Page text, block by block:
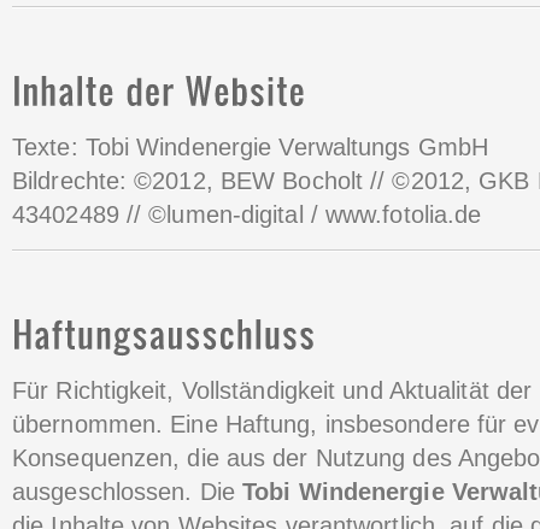
Texte: Tobi Windenergie Verwaltungs GmbH
Bildrechte: ©2012, BEW Bocholt // ©2012,
43402489 // ©lumen-digital / www.fotolia.de
Für Richtigkeit, Vollständigkeit und Aktualität
übernommen. Eine Haftung, insbesondere für
Konsequenzen, die aus der Nutzung des
ausgeschlossen. DieTobi Windenergie